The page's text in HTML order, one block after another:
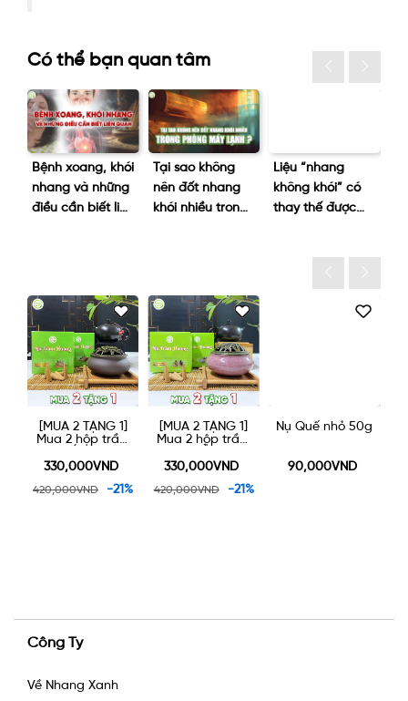
Có thể bạn quan tâm
Bệnh xoang, khói
nhang và những
điều cần biết liên
Tại sao không
nên đốt nhang
khói nhiều trong
Liệu “nhang
không khói” có
thay thế được
TẶNG 1]
hộp trầm
lư gốm
-21%
[MUA 2 TẶNG 1]
Mua 2 hộp trầm
tặng một lư gốm
330,000VND
420,000VND -21%
Nụ Quế nhỏ 50g
90,000VND
Nụ Trầm
Công Ty
Về Nhang Xanh